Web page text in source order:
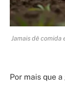
Jamais dê comida
Por mais que